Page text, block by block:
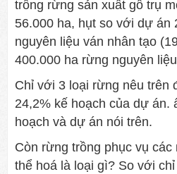
trồng rừng sản xuất gỗ trụ
56.000 ha, hụt so với dự án
nguyên liệu ván nhân tạo
400.000 ha rừng nguyên
Chỉ với 3 loại rừng nêu trên
24,2% kế hoạch của dự án.
hoạch và dự án nói trên.
Còn rừng trồng phục vụ
thể hoá là loại gì? So với